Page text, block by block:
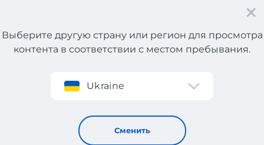
Регистрация
Выберите другую страну или регион для просмотра
контента в соответствии с местом пребывания.
Ukraine
Сменить
Złote Wyprzedaże